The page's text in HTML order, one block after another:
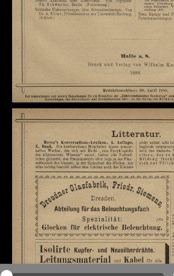
Na stronie wykorzystywane są
podobne rozwiązania. Aby
się zpolityką prywatności.